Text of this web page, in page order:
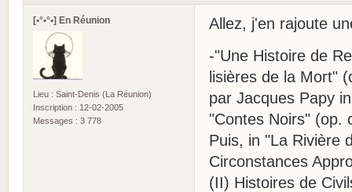
[•°•°•] En Réunion
Lieu : Saint-Denis (La Réunion)
Inscription : 12-02-2005
Messages : 3 778
Allez, j'en rajoute
-"Une Histoire de
lisières de la Mort"
par Jacques Papy
"Contes Noirs" (op.
Puis, in "La Rivière
Circonstances
(II) Histoires de